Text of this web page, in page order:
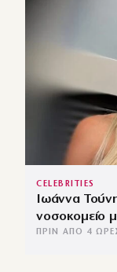
CELEBRITIES
Ιωάννα
νοσοκομείο
ΠΡΙΝ ΑΠΌ 4